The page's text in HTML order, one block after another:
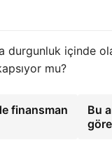
durgunluk içinde
mu?
finansman
Bu